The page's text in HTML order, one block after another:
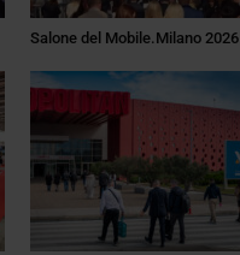
Salone del Mobile.Milano 2026